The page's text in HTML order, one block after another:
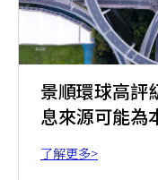
景順環球高評
息來源可能為
了解更多>